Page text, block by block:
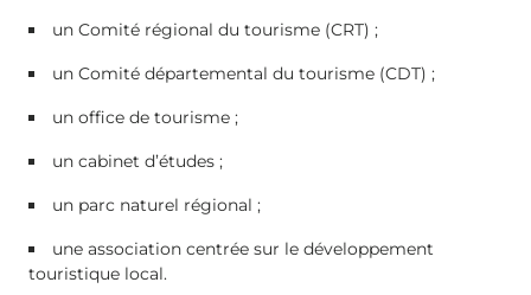
un Comité régional du tourisme (CRT) ;
un Comité départemental du tourisme (CDT) ;
un office de tourisme ;
un cabinet d’études ;
un parc naturel régional ;
une association centrée sur le développement
touristique local.